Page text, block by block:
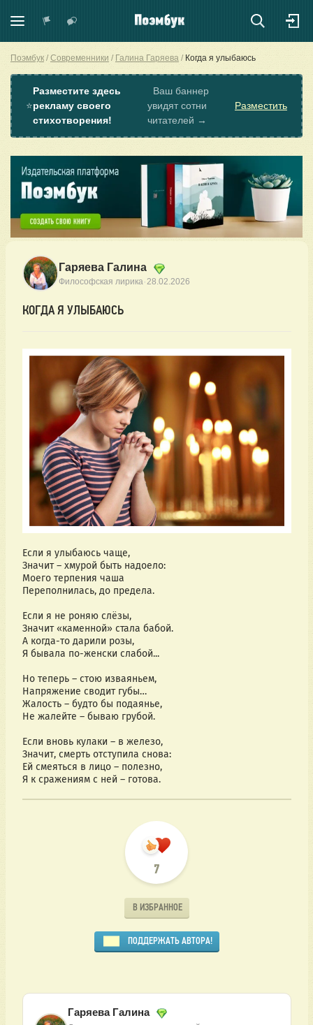
Поэмбук Современники Галина Гаряева Когда я улыбаюсь
⭐
Разместите здесь
рекламу своего
стихотворения!
Ваш баннер
увидят сотни
читателей →
Разместить
Гаряева Галина
Философская лирика·28.02.2026
КОГДА Я УЛЫБАЮСЬ
Если я улыбаюсь чаще,
Значит – хмурой быть надоело:
Моего терпения чаша
Переполнилась, до предела.
Если я не роняю слёзы,
Значит «каменной» стала бабой.
А когда-то дарили розы,
Я бывала по-женски слабой...
Но теперь – стою изваяньем,
Напряжение сводит губы…
Жалость – будто бы подаянье,
Не жалейте – бываю грубой.
Если вновь кулаки – в железо,
Значит, смерть отступила снова:
Ей смеяться в лицо – полезно,
Я к сражениям с ней – готова.
7
В ИЗБРАННОЕ
ПОДДЕРЖАТЬ АВТОРА!
Гаряева Галина